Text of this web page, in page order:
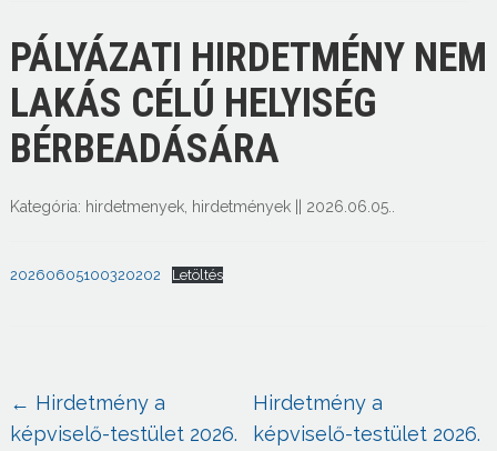
PÁLYÁZATI HIRDETMÉNY NEM
LAKÁS CÉLÚ HELYISÉG
BÉRBEADÁSÁRA
Kategória: hirdetmenyek, hirdetmények|| 2026.06.05.
20260605100320202 Letöltés
← Hirdetmény a
képviselő-testület 2026.
Hirdetmény a
képviselő-testület 2026.